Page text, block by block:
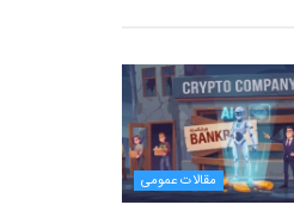
مقالات عمومی